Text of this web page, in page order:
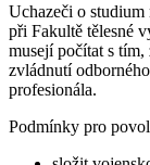
Uchazeči o
při Fakultě tělesné
musejí počítat s tím,
zvládnutí
profesionála.
Podmínky pro